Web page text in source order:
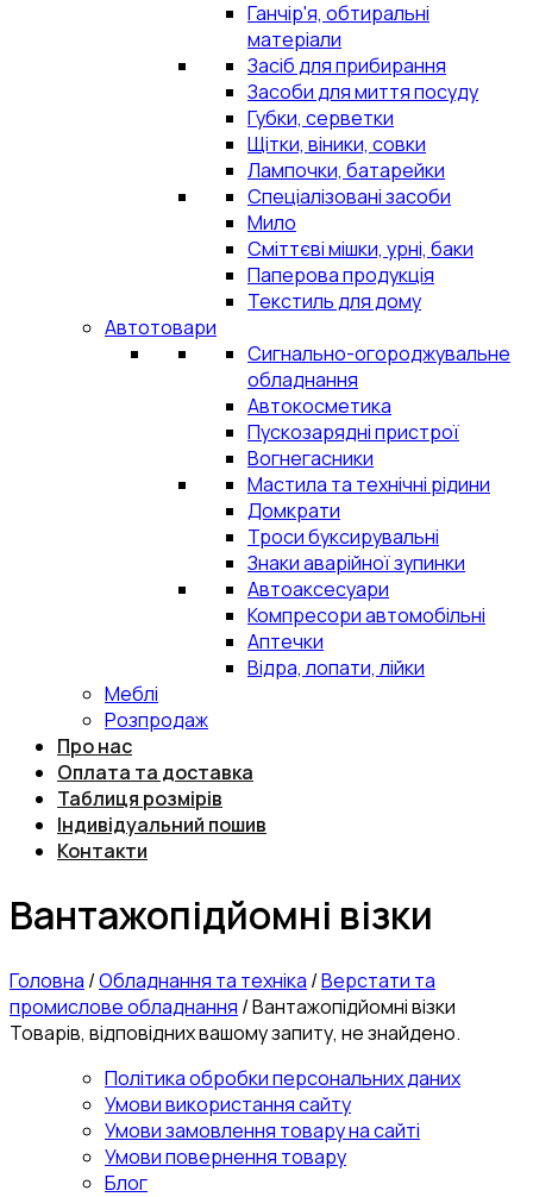
Ганчір'я, обтиральні
матеріали
Засіб для прибирання
Засоби для миття посуду
Губки, серветки
Щітки, віники, совки
Лампочки, батарейки
Спеціалізовані засоби
Мило
Сміттєві мішки, урні, баки
Паперова продукція
Текстиль для дому
Автотовари
Сигнально-огороджувальне
обладнання
Автокосметика
Пускозарядні пристрої
Вогнегасники
Мастила та технічні рідини
Домкрати
Троси буксирувальні
Знаки аварійної зупинки
Автоаксесуари
Компресори автомобільні
Аптечки
Відра, лопати, лійки
Меблі
Розпродаж
Про нас
Оплата та доставка
Таблиця розмірів
Індивідуальний пошив
Контакти
Вантажопідйомні візки
Головна /Обладнання та техніка /Верстати та
промислове обладнання /Вантажопідйомні візки
Товарів, відповідних вашому запиту, не знайдено.
Політика обробки персональних даних
Умови використання сайту
Умови замовлення товару на сайті
Умови повернення товару
Блог